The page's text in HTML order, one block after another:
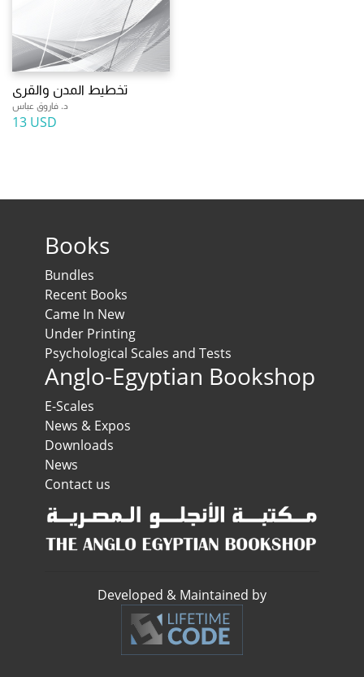
تخطيط المدن والقرى
د. فاروق عباس
13 USD
Books
Bundles
Recent Books
Came In New
Under Printing
Psychological Scales and Tests
Anglo-Egyptian Bookshop
E-Scales
News & Expos
Downloads
News
Contact us
Developed & Maintained by